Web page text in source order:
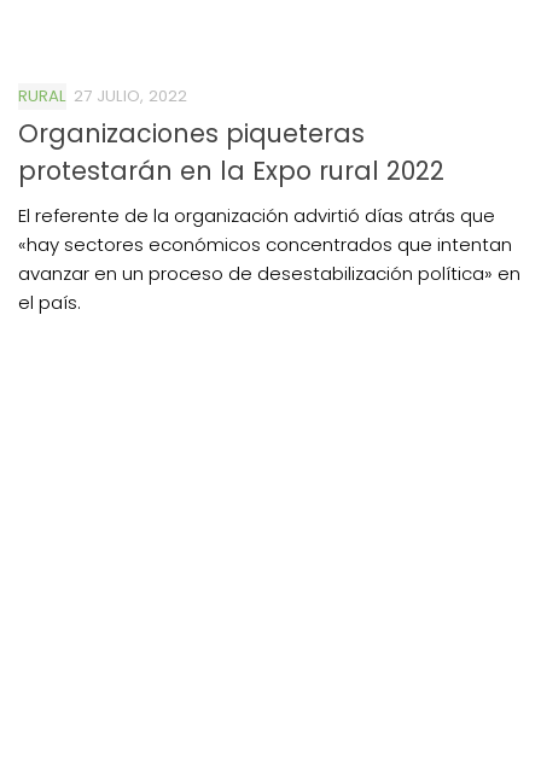
RURAL 27 JULIO, 2022
Organizaciones piqueteras
protestarán en la Expo rural 2022
El referente de la organización advirtió días atrás que
«hay sectores económicos concentrados que intentan
avanzar en un proceso de desestabilización política» en
el país.